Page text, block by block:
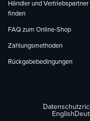
Händler und Vertriebspartner
finden
FAQ zum Online-Shop
Zahlungsmethoden
Rückgabebedingungen
English